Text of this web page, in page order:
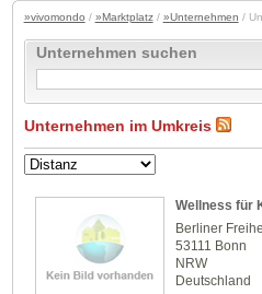
»vivomondo / »Marktplatz/ »Unternehmen /
Unternehmen suchen
Unternehmen im Umkreis
Wellness für
Berliner
53111 Bonn
NRW
Deutschland